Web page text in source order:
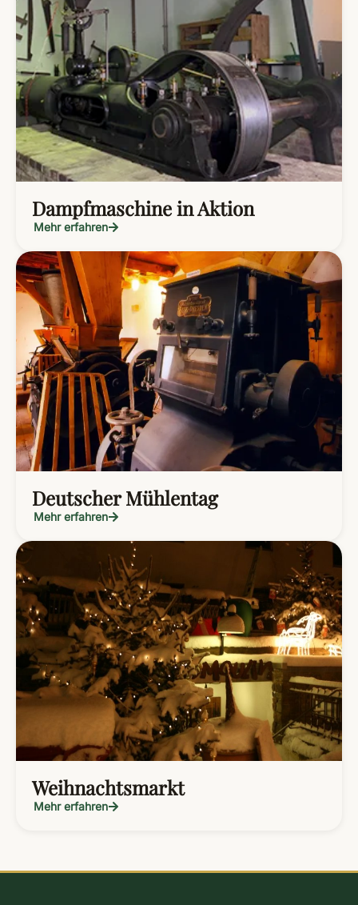
Dampfmaschine in Aktion
Mehr erfahren
Deutscher Mühlentag
Mehr erfahren
Weihnachtsmarkt
Mehr erfahren